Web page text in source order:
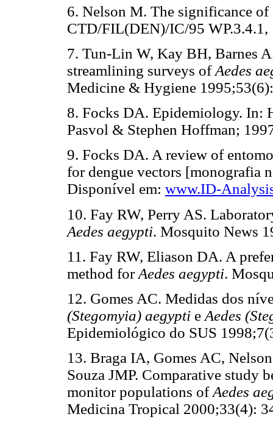
6. Nelson M. The significance
CTD/FIL(DEN)/IC/95 WP.3.4.1,
7. Tun-Lin W, Kay BH, Barnes
streamlining surveys ofAedes
Medicine & Hygiene
8. Focks DA. Epidemiology. In:
Pasvol & Stephen Hoffman;
9. Focks DA. A review of
for dengue vectors [monografia
Disponível em: www.ID-
10. Fay RW, Perry AS.
Aedes aegypti. Mosquito News
11. Fay RW, Eliason DA. A
method forAedes aegypti.
12. Gomes AC. Medidas dos
(Stegomyia) aegypti e Aedes
Epidemiológico do SUS
13. Braga IA, Gomes AC,
Souza JMP. Comparative study
monitor populations ofAedes
Medicina Tropical 2000;33(4):